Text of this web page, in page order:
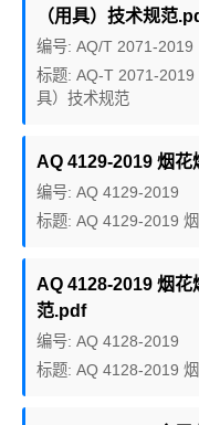
（用具）技术规范
编号: AQ/T 2071-2019
标题: AQ-T 2071-2019
具）技术规范
AQ 4129-2019 烟
编号: AQ 4129-2019
标题: AQ 4129-2019
AQ 4128-2019 烟花
范.pdf
编号: AQ 4128-2019
标题: AQ 4128-2019